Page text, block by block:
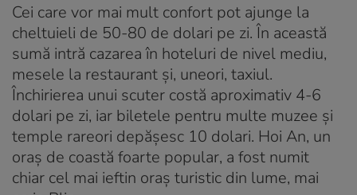
Cei care vor mai mult confort pot ajunge la
cheltuieli de 50-80 de dolari pe zi. În această
sumă intră cazarea în hoteluri de nivel mediu,
mesele la restaurant și, uneori, taxiul.
Închirierea unui scuter costă aproximativ 4-6
dolari pe zi, iar biletele pentru multe muzee și
temple rareori depășesc 10 dolari. Hoi An, un
oraș de coastă foarte popular, a fost numit
chiar cel mai ieftin oraș turistic din lume, mai